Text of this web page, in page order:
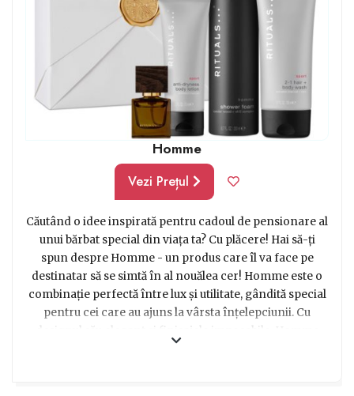
Homme
Vezi Prețul
Căutând o idee inspirată pentru cadoul de pensionare al
unui bărbat special din viața ta? Cu plăcere! Hai să-ți
spun despre Homme - un produs care îl va face pe
destinatar să se simtă în al nouălea cer! Homme este o
combinație perfectă între lux și utilitate, gândită special
pentru cei care au ajuns la vârsta înțelepciunii. Cu
designul său elegant și finisajele impecabile, Homme